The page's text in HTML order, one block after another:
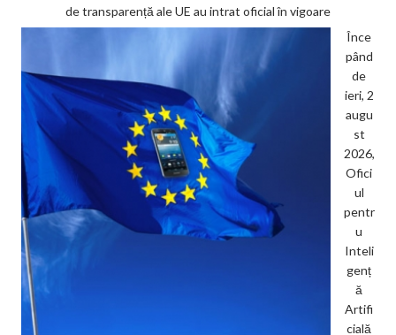
de transparență ale UE au intrat oficial în vigoare
Înce
pând
de
ieri, 2
augu
st
2026,
Ofici
ul
pentr
u
Inteli
genț
ă
Artifi
cială